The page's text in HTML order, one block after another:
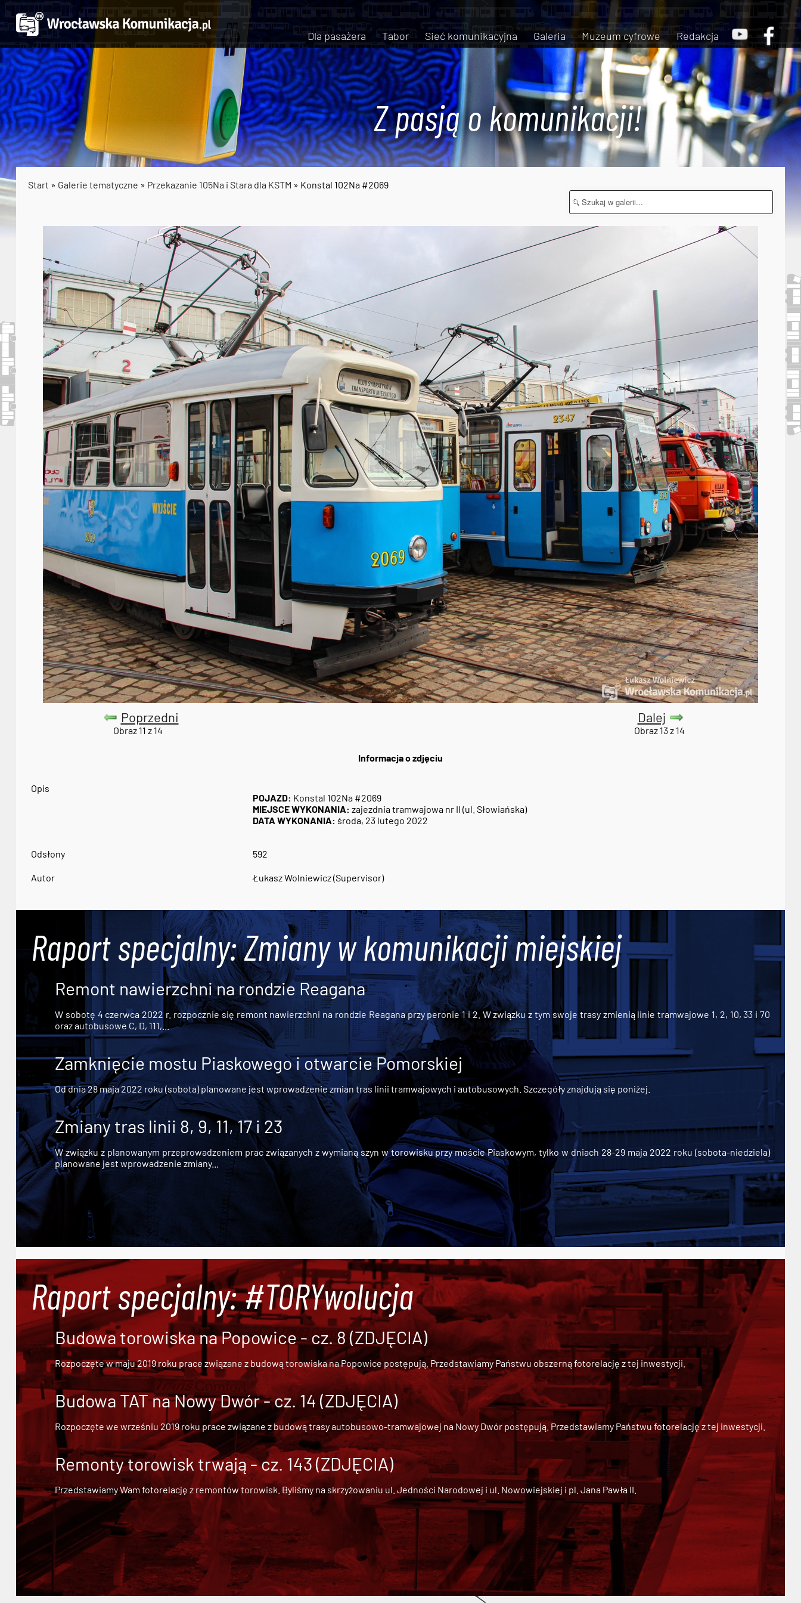
Dla pasażera Tabor Sieć komunikacyjna Galeria Muzeum cyfrowe Redakcja
Z pasją o komunikacji!
Start » Galerie tematyczne » Przekazanie 105Na i Stara dla KSTM » Konstal 102Na #2069
Poprzedni
Obraz 11 z 14
Dalej
Obraz 13 z 14
Informacja o zdjęciu
Opis
POJAZD: Konstal 102Na #2069
MIEJSCE WYKONANIA: zajezdnia tramwajowa nr II (ul. Słowiańska)
DATA WYKONANIA: środa, 23 lutego 2022
Odsłony 592
Autor Łukasz Wolniewicz (Supervisor)
Raport specjalny: Zmiany w komunikacji miejskiej
Remont nawierzchni na rondzie Reagana
W sobotę 4 czerwca 2022 r. rozpocznie się remont nawierzchni na rondzie Reagana przy peronie 1 i 2. W związku z tym swoje trasy zmienią linie tramwajowe 1, 2, 10, 33 i 70
oraz autobusowe C, D, 111,...
Zamknięcie mostu Piaskowego i otwarcie Pomorskiej
Od dnia 28 maja 2022 roku (sobota) planowane jest wprowadzenie zmian tras linii tramwajowych i autobusowych. Szczegóły znajdują się poniżej.
Zmiany tras linii 8, 9, 11, 17 i 23
W związku z planowanym przeprowadzeniem prac związanych z wymianą szyn w torowisku przy moście Piaskowym, tylko w dniach 28-29 maja 2022 roku (sobota-niedziela)
planowane jest wprowadzenie zmiany...
Raport specjalny: #TORYwolucja
Budowa torowiska na Popowice - cz. 8 (ZDJĘCIA)
Rozpoczęte w maju 2019 roku prace związane z budową torowiska na Popowice postępują. Przedstawiamy Państwu obszerną fotorelację z tej inwestycji.
Budowa TAT na Nowy Dwór - cz. 14 (ZDJĘCIA)
Rozpoczęte we wrześniu 2019 roku prace związane zbudową trasy autobusowo-tramwajowej na Nowy Dwórpostępują. Przedstawiamy Państwu fotorelację z tej inwestycji.
Remonty torowisk trwają - cz. 143 (ZDJĘCIA)
Przedstawiamy Wam fotorelację z remontów torowisk. Byliśmy na skrzyżowaniu ul. Jedności Narodowej i ul. Nowowiejskiej i pl. Jana Pawła II.